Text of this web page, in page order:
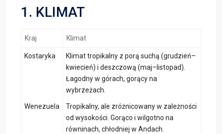
1. KLIMAT
Kraj Klimat
Kostaryka
Klimat tropikalny z porą suchą (grudzień–
kwiecień) i deszczową (maj–listopad).
Łagodny w górach, gorący na
wybrzeżach.
Wenezuela
Tropikalny, ale zróżnicowany w zależności
od wysokości. Gorąco i wilgotno na
równinach, chłodniej w Andach.